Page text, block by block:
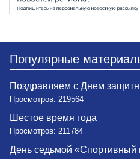
Популярные
Поздравляем с Днем
Просмотров: 219564
Шестое время года
Просмотров: 211784
День седьмой